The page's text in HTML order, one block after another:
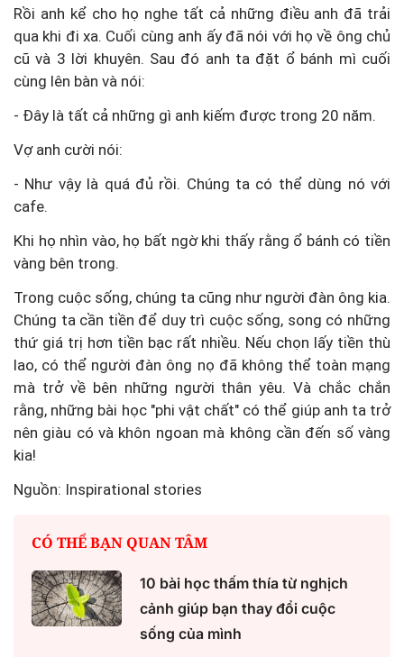
Rồi anh kể cho họ nghe tất cả những điều anh đã trải
qua khi đi xa. Cuối cùng anh ấy đã nói với họ về ông chủ
cũ và 3 lời khuyên. Sau đó anh ta đặt ổ bánh mì cuối
cùng lên bàn và nói:
- Đây là tất cả những gì anh kiếm được trong 20 năm.
Vợ anh cười nói:
- Như vậy là quá đủ rồi. Chúng ta có thể dùng nó với
cafe.
Khi họ nhìn vào, họ bất ngờ khi thấy rằng ổ bánh có tiền
vàng bên trong.
Trong cuộc sống, chúng ta cũng như người đàn ông kia.
Chúng ta cần tiền để duy trì cuộc sống, song có những
thứ giá trị hơn tiền bạc rất nhiều. Nếu chọn lấy tiền thù
lao, có thể người đàn ông nọ đã không thể toàn mạng
mà trở về bên những người thân yêu. Và chắc chắn
rằng, những bài học "phi vật chất" có thể giúp anh ta trở
nên giàu có và khôn ngoan mà không cần đến số vàng
kia!
Nguồn: Inspirational stories
CÓ THỂ BẠN QUAN TÂM
10 bài học thấm thía từ nghịch
cảnh giúp bạn thay đổi cuộc
sống của mình